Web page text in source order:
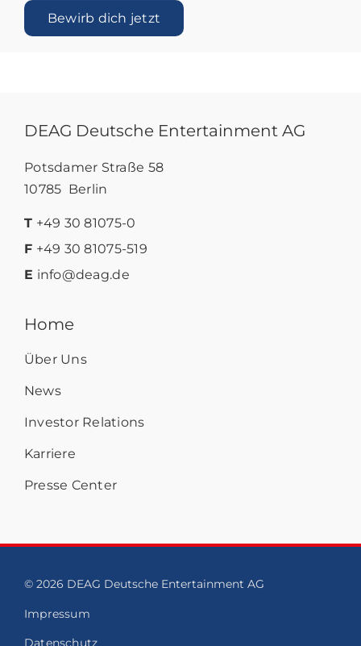
Bewirb dich jetzt
DEAG Deutsche Entertainment AG
Potsdamer Straße 58
10785 Berlin
T +49 30 81075-0
F +49 30 81075-519
E info@deag.de
Home
Über Uns
News
Investor Relations
Karriere
Presse Center
© 2026 DEAG Deutsche Entertainment AG
Impressum
Datenschutz